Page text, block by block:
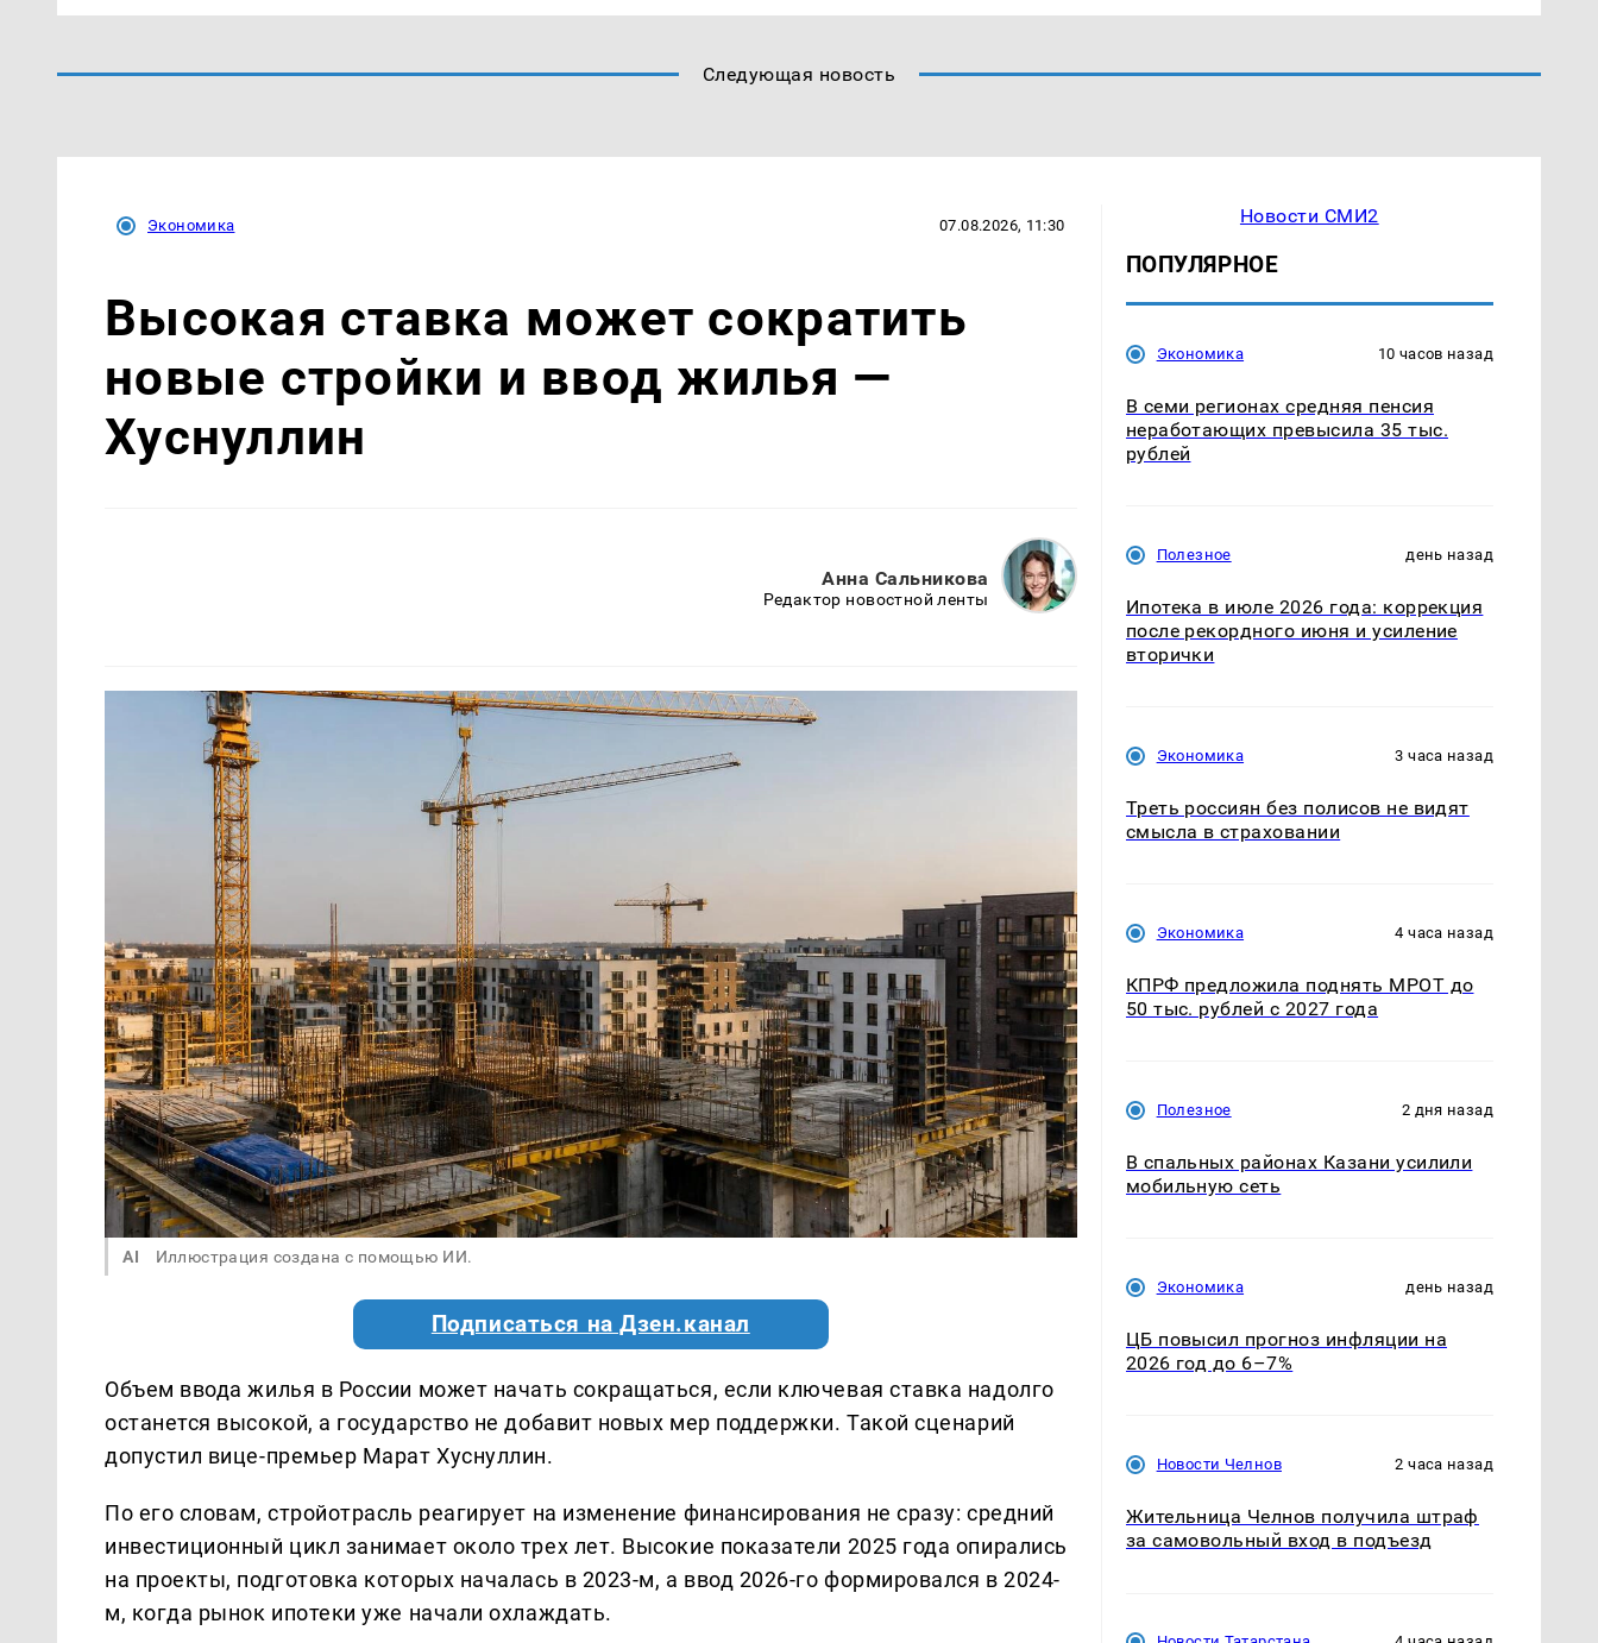
Следующая новость
Экономика 07.08.2026, 11:30
Высокая ставка может сократить
новые стройки и ввод жилья —
Хуснуллин
Анна Сальникова
Редактор новостной ленты
AI Иллюстрация создана с помощью ИИ.
Подписаться на Дзен.канал
Объем ввода жилья в России может начать сокращаться, если ключевая ставка надолго
останется высокой, а государство не добавит новых мер поддержки. Такой сценарий
допустил вице-премьер Марат Хуснуллин.
По его словам, стройотрасль реагирует на изменение финансирования не сразу: средний
инвестиционный цикл занимает около трех лет. Высокие показатели 2025 года опирались
на проекты, подготовка которых началась в 2023-м, а ввод 2026-го формировался в 2024-
м, когда рынок ипотеки уже начали охлаждать.
Новости СМИ2
ПОПУЛЯРНОЕ
Экономика 10 часов назад
В семи регионах средняя пенсия
неработающих превысила 35 тыс.
рублей
Полезное день назад
Ипотека в июле 2026 года: коррекция
после рекордного июня и усиление
вторички
Экономика 3 часа назад
Треть россиян без полисов не видят
смысла в страховании
Экономика 4 часа назад
КПРФ предложила поднять МРОТ до
50 тыс. рублей с 2027 года
Полезное 2 дня назад
В спальных районах Казани усилили
мобильную сеть
Экономика день назад
ЦБ повысил прогноз инфляции на
2026 год до 6–7%
Новости Челнов 2 часа назад
Жительница Челнов получила штраф
за самовольный вход в подъезд